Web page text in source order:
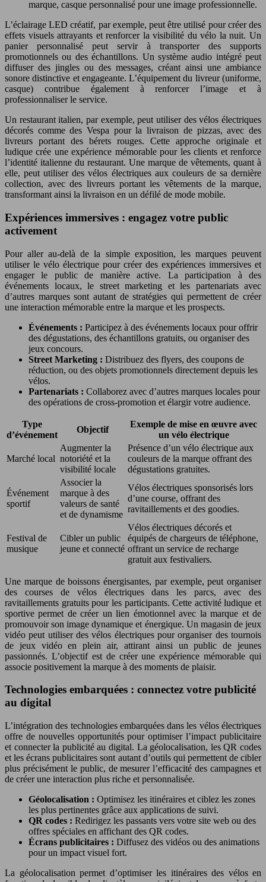
marque, casque personnalisé pour une image professionnelle.
L’éclairage LED créatif, par exemple, peut être utilisé pour créer des
effets visuels attrayants et renforcer la visibilité du vélo la nuit. Un
panier personnalisé peut servir à transporter des supports
promotionnels ou des échantillons. Un système audio intégré peut
diffuser des jingles ou des messages, créant ainsi une ambiance
sonore distinctive et engageante. L’équipement du livreur (uniforme,
casque) contribue également à renforcer l’image et à
professionnaliser le service.
Un restaurant italien, par exemple, peut utiliser des vélos électriques
décorés comme des Vespa pour la livraison de pizzas, avec des
livreurs portant des bérets rouges. Cette approche originale et
ludique crée une expérience mémorable pour les clients et renforce
l’identité italienne du restaurant. Une marque de vêtements, quant à
elle, peut utiliser des vélos électriques aux couleurs de sa dernière
collection, avec des livreurs portant les vêtements de la marque,
transformant ainsi la livraison en un défilé de mode mobile.
Expériences immersives : engagez votre public
activement
Pour aller au-delà de la simple exposition, les marques peuvent
utiliser le vélo électrique pour créer des expériences immersives et
engager le public de manière active. La participation à des
événements locaux, le street marketing et les partenariats avec
d’autres marques sont autant de stratégies qui permettent de créer
une interaction mémorable entre la marque et les prospects.
Événements : Participez à des événements locaux pour offrir
des dégustations, des échantillons gratuits, ou organiser des
jeux concours.
Street Marketing : Distribuez des flyers, des coupons de
réduction, ou des objets promotionnels directement depuis les
vélos.
Partenariats : Collaborez avec d’autres marques locales pour
des opérations de cross-promotion et élargir votre audience.
Type
d’événement
Objectif
Exemple de mise en œuvre avec
un vélo électrique
Marché local
Augmenter la
notoriété et la
visibilité locale
Présence d’un vélo électrique aux
couleurs de la marque offrant des
dégustations gratuites.
Événement
sportif
Associer la
marque à des
valeurs de santé
et de dynamisme
Vélos électriques sponsorisés lors
d’une course, offrant des
ravitaillements et des goodies.
Festival de
musique
Cibler un public
jeune et connecté
Vélos électriques décorés et
équipés de chargeurs de téléphone,
offrant un service de recharge
gratuit aux festivaliers.
Une marque de boissons énergisantes, par exemple, peut organiser
des courses de vélos électriques dans les parcs, avec des
ravitaillements gratuits pour les participants. Cette activité ludique et
sportive permet de créer un lien émotionnel avec la marque et de
promouvoir son image dynamique et énergique. Un magasin de jeux
vidéo peut utiliser des vélos électriques pour organiser des tournois
de jeux vidéo en plein air, attirant ainsi un public de jeunes
passionnés. L’objectif est de créer une expérience mémorable qui
associe positivement la marque à des moments de plaisir.
Technologies embarquées : connectez votre publicité
au digital
L’intégration des technologies embarquées dans les vélos électriques
offre de nouvelles opportunités pour optimiser l’impact publicitaire
et connecter la publicité au digital. La géolocalisation, les QR codes
et les écrans publicitaires sont autant d’outils qui permettent de cibler
plus précisément le public, de mesurer l’efficacité des campagnes et
de créer une interaction plus riche et personnalisée.
Géolocalisation : Optimisez les itinéraires et ciblez les zones
les plus pertinentes grâce aux applications de suivi.
QR codes : Redirigez les passants vers votre site web ou des
offres spéciales en affichant des QR codes.
Écrans publicitaires : Diffusez des vidéos ou des animations
pour un impact visuel fort.
La géolocalisation permet d’optimiser les itinéraires des vélos en